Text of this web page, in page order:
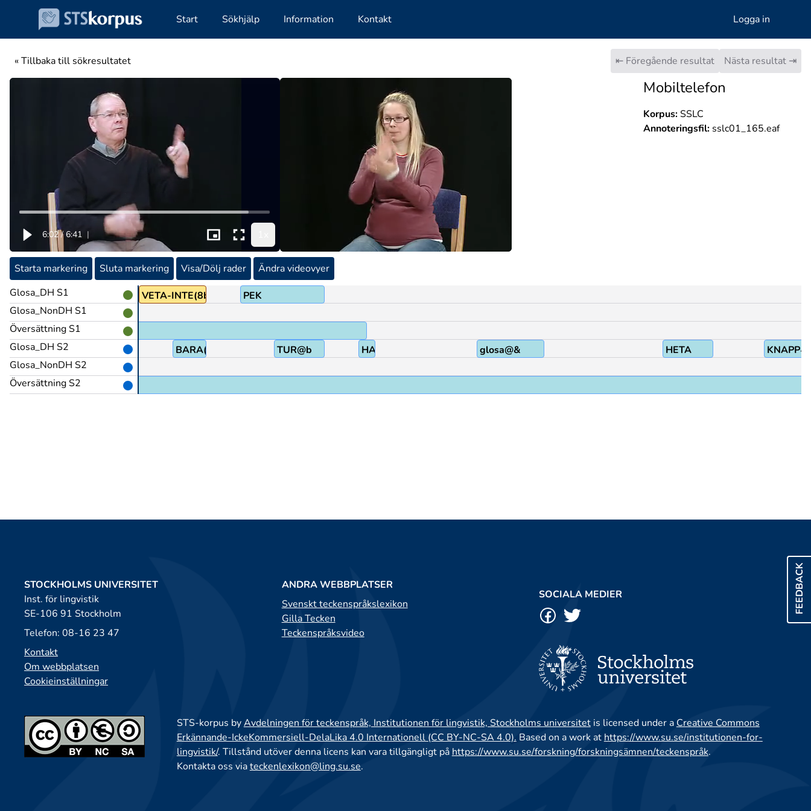
Start Sökhjälp Information Kontakt Logga in
« Tillbaka till sökresultatet ⇤ Föregående resultat Nästa resultat ⇥
6:02 / 6:41 |
Mobiltelefon
Korpus:SSLC
Annoteringsfil:sslc01_165.eaf
Starta markering Sluta markering Visa/Dölj rader
Ändra videovyer
Glosa_DH S1
Glosa_NonDH S1
Översättning S1
Glosa_DH S2
Glosa_NonDH S2
Översättning S2
VAR VETA-INTE(8b) PEK
BILD BARA(B) TUR@b HA glosa@& HETA
FEEDBACK
STOCKHOLMS UNIVERSITET
Inst. för lingvistik
SE-106 91 Stockholm
Telefon: 08-16 23 47
Kontakt
Om webbplatsen
Cookieinställningar
ANDRA WEBBPLATSER
Svenskt teckenspråkslexikon
Gilla Tecken
Teckenspråksvideo
SOCIALA MEDIER
STS-korpus byAvdelningen för teckenspråk, Institutionen för lingvistik, Stockholms universitetis licensed under a Creative Commons
Erkännande-IckeKommersiell-DelaLika 4.0 Internationell (CC BY-NC-SA 4.0). Based on a work at https://www.su.se/institutionen-for-
lingvistik/. Tillstånd utöver denna licens kan vara tillgängligt på https://www.su.se/forskning/forskningsämnen/teckenspråk.
Kontakta oss viateckenlexikon@ling.su.se.